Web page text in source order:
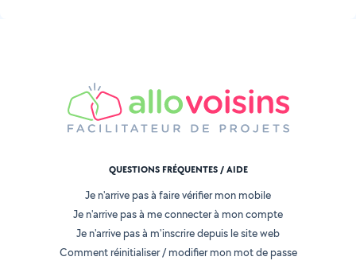
QUESTIONS FRÉQUENTES / AIDE
Je n'arrive pas à faire vérifier mon mobile
Je n'arrive pas à me connecter à mon compte
Je n'arrive pas à m'inscrire depuis le site web
Comment réinitialiser / modifier mon mot de passe